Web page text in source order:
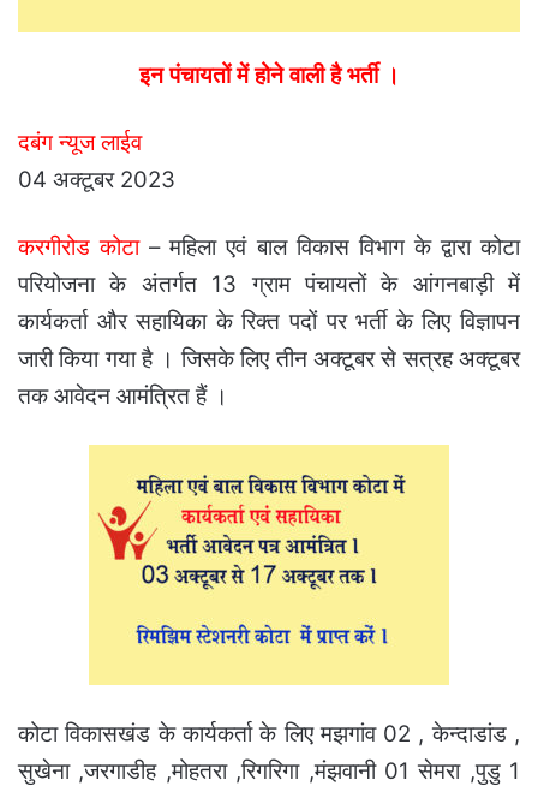
इन पंचायतों में होने वाली है भर्ती ।
दबंग न्यूज लाईव
04 अक्टूबर 2023
करगीरोड कोटा– महिला एवं बाल विकास विभाग के द्वारा कोटा
परियोजना के अंतर्गत 13 ग्राम पंचायतों के आंगनबाड़ी में
कार्यकर्ता और सहायिका के रिक्त पदों पर भर्ती के लिए विज्ञापन
जारी किया गया है । जिसके लिए तीन अक्टूबर से सत्रह अक्टूबर
तक आवेदन आमंत्रित हैं ।
कोटा विकासखंड के कार्यकर्ता के लिए मझगांव 02 , केन्दाडांड ,
सुखेना ,जरगाडीह ,मोहतरा ,रिगरिगा ,मंझवानी 01 सेमरा ,पुडु 1